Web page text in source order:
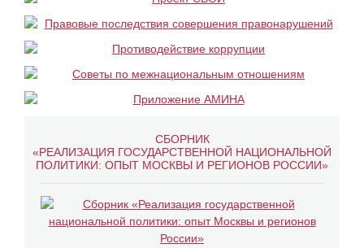
СБОРНИК
«РЕАЛИЗАЦИЯ ГОСУДАРСТВЕННОЙ НАЦИОНАЛЬНОЙ
ПОЛИТИКИ: ОПЫТ МОСКВЫ И РЕГИОНОВ РОССИИ»